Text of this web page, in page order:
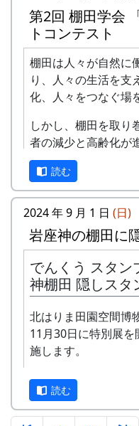
- アンジェラ
- アンジェラ
- アンジェラ
2
グリーンマウ
ボーイズ
-
グリーンマウ
ボーイズ
ボーイズ
第2回 棚田学会
トコンテスト
棚田は人々が自然に
り、人々の生活を支
化、人々をつなぐ場
しかし、棚田を取り
者の減少と高齢化が
地の増大を生じてい
このような危機に直
を守るためには、そ
全することが国民共
棚田学会は、長年に
蒙を行ってきました
テーマに棚田の現状
信して棚田の維持・
こに、棚田学会主催
ま」 フォトコンテ
す。奮ってご応募く
読む
2024 年 9 月 1 日 (日)
岩座神の棚田に
でんくう スタン
神棚田 隠しスタ
北はりま田園空間博
11月30日に特別展
施します。
正式なスタンプラリ
できませんが、No.
は、何と、1個だけ
読む